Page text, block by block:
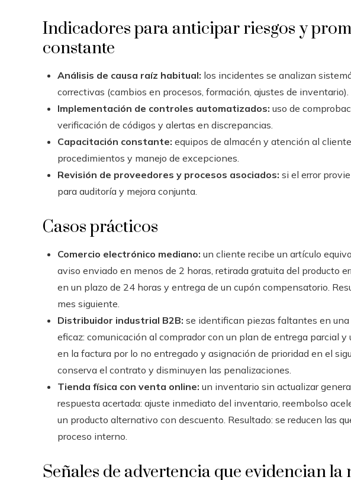
Indicadores para anticipar riesgos y
constante
Análisis de causa raíz habitual: los incidentes se analizan
correctivas (cambios en procesos, formación, ajustes de inventario).
Implementación de controles automatizados: uso de
verificación de códigos y alertas en discrepancias.
Capacitación constante: equipos de almacén y atención al
procedimientos y manejo de excepciones.
Revisión de proveedores y procesos asociados: si el error
para auditoría y mejora conjunta.
Casos prácticos
Comercio electrónico mediano: un cliente recibe un artículo
aviso enviado en menos de 2 horas, retirada gratuita del producto
en un plazo de 24 horas y entrega de un cupón compensatorio.
mes siguiente.
Distribuidor industrial B2B: se identifican piezas faltantes en
eficaz: comunicación al comprador con un plan de entrega parcial
en la factura por lo no entregado y asignación de prioridad en el
conserva el contrato y disminuyen las penalizaciones.
Tienda física con venta online: un inventario sin actualizar
respuesta acertada: ajuste inmediato del inventario, reembolso
un producto alternativo con descuento. Resultado: se reducen las
proceso interno.
Señales de advertencia que evidencian la